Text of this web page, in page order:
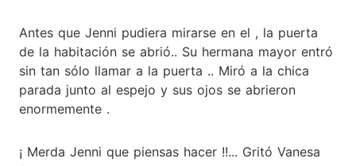
Antes que Jenni pudiera mirarse en el , la puerta
de la habitación se abrió.. Su hermana mayor entró
sin tan sólo llamar a la puerta .. Miró a la chica
parada junto al espejo y sus ojos se abrieron
enormemente .
¡ Merda Jenni que piensas hacer !!... Gritó Vanesa